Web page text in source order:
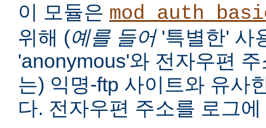
이 모듈은
위해 (예를 들어'특별한' 사
'anonymous'와 전자우편
는) 익명-ftp 사이트와 유사
다. 전자우편 주소를 로그